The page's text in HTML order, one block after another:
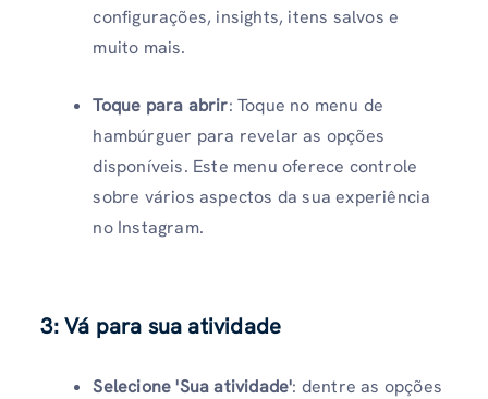
configurações, insights, itens salvos e
muito mais.
Toque para abrir: Toque no menu de
hambúrguer para revelar as opções
disponíveis. Este menu oferece controle
sobre vários aspectos da sua experiência
no Instagram.
3: Vá para sua atividade
Selecione 'Sua atividade': dentre as opções